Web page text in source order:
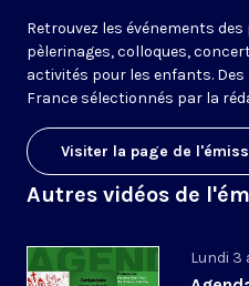
Retrouvez les événements
pèlerinages, colloques,
activités pour les enfants.
France sélectionnés par la
Visiter la page de
Autres vidéos de
Lundi 3